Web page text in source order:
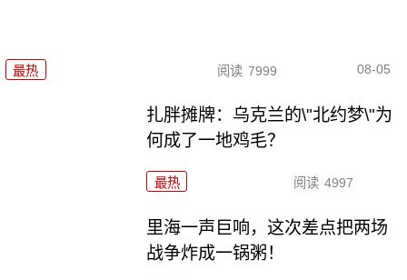
最热 阅读 7999 08-05
扎胖摊牌：乌克兰的\"北约梦\"为
何成了一地鸡毛？
最热 阅读 4997
里海一声巨响，这次差点把两场
战争炸成一锅粥！